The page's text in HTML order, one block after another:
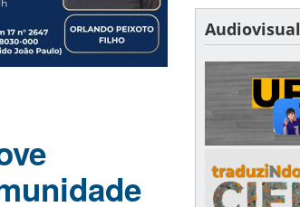
Audiovisual